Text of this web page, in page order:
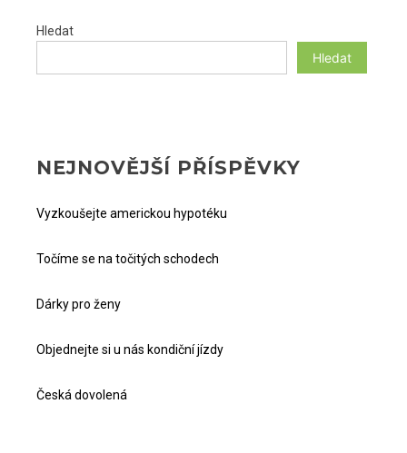
Hledat
Hledat
NEJNOVĚJŠÍ PŘÍSPĚVKY
Vyzkoušejte americkou hypotéku
Točíme se na točitých schodech
Dárky pro ženy
Objednejte si u nás kondiční jízdy
Česká dovolená